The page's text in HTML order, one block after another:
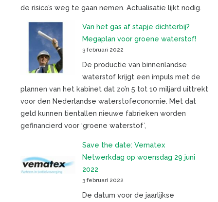
de risico’s weg te gaan nemen. Actualisatie lijkt nodig.
Van het gas af stapje dichterbij?
Megaplan voor groene waterstof!
3 februari 2022
De productie van binnenlandse
waterstof krijgt een impuls met de
plannen van het kabinet dat zo’n 5 tot 10 miljard uittrekt
voor den Nederlandse waterstofeconomie. Met dat
geld kunnen tientallen nieuwe fabrieken worden
gefinancierd voor ‘groene waterstof’,
Save the date: Vematex
Netwerkdag op woensdag 29 juni
2022
3 februari 2022
De datum voor de jaarlijkse